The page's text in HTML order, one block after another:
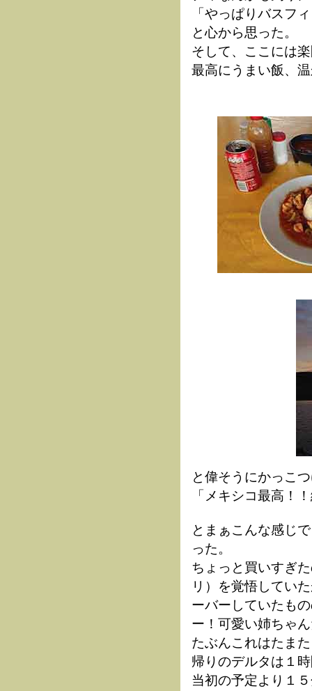
「やっぱりバスフ
と心から思った。
そして、ここには
最高にうまい飯、
と偉そうにかっこ
「メキシコ最高！
とまぁこんな感じ
った。
ちょっと買いすぎ
リ）を覚悟してい
ーバーしていたも
ー！可愛い姉ちゃ
たぶんこれはたま
帰りのデルタは１
当初の予定より１